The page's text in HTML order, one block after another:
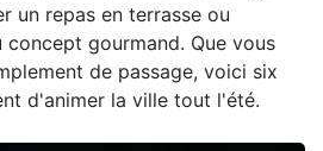
un repas en terrasse ou
gourmand. Que vous
de passage, voici six
d'animer la ville tout l'été.